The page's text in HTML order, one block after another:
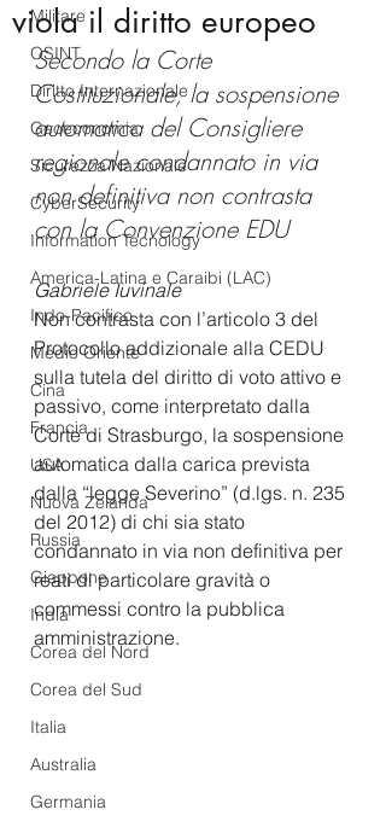
Militare
OSINT
Diritto Internazionale
Geoeconomia
Sicurezza Nazionale
CyberSecurity
Information Tecnology
America-Latina e Caraibi (LAC)
Indo-Pacifico
Medio Oriente
Cina
Francia
USA
Nuova Zelanda
Russia
Giappone
India
Corea del Nord
Corea del Sud
Italia
Australia
Germania
viola il diritto europeo
Secondo la Corte
Costituzionale, la sospensione
automatica del Consigliere
regionale condannato in via
non definitiva non contrasta
con la Convenzione EDU
Gabriele Iuvinale
Non contrasta con l’articolo 3 del
Protocollo addizionale alla CEDU
sulla tutela del diritto di voto attivo e
passivo, come interpretato dalla
Corte di Strasburgo, la sospensione
automatica dalla carica prevista
dalla “legge Severino” (d.lgs. n. 235
del 2012) di chi sia stato
condannato in via non definitiva per
reati di particolare gravità o
commessi contro la pubblica
amministrazione.